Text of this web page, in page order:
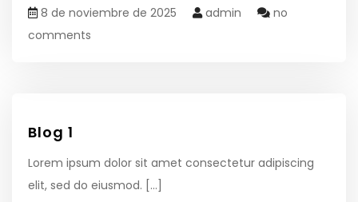
8 de noviembre de 2025 admin
no
comments
Blog 1
Lorem ipsum dolor sit amet consectetur adipiscing
elit, sed do eiusmod. [...]